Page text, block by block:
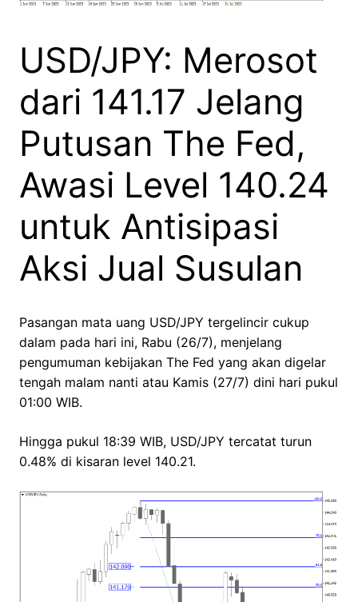
USD/JPY: Merosot
dari 141.17 Jelang
Putusan The Fed,
Awasi Level 140.24
untuk Antisipasi
Aksi Jual Susulan
Pasangan mata uang USD/JPY tergelincir cukup
dalam pada hari ini, Rabu (26/7), menjelang
pengumuman kebijakan The Fed yang akan digelar
tengah malam nanti atau Kamis (27/7) dini hari pukul
01:00 WIB.
Hingga pukul 18:39 WIB, USD/JPY tercatat turun
0.48% di kisaran level 140.21.